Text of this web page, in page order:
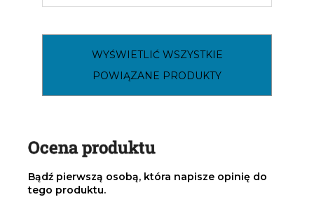
WYŚWIETLIĆ WSZYSTKIE
POWIĄZANE PRODUKTY
Ocena produktu
Bądź pierwszą osobą, która napisze opinię do
tego produktu.